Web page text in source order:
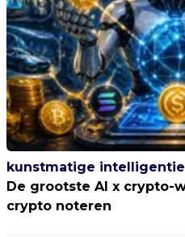
kunstmatige intelligentie
De grootste AI x crypto-
crypto noteren